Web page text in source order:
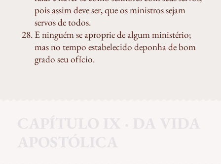
pois assim deve ser, que os ministros sejam
servos de todos.
E ninguém se aproprie de algum ministério;
mas no tempo estabelecido deponha de bom
grado seu ofício.